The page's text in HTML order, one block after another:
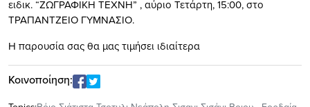
ειδικ. “ΖΩΓΡΑΦΙΚΗ ΤΕΧΝΗ” , αύριο Τετάρτη, 15:00, στο
ΤΡΑΠΑΝΤΖΕΙΟ ΓΥΜΝΑΣΙΟ.
Η παρουσία σας θα μας τιμήσει ιδιαίτερα
Κοινοποίηση: